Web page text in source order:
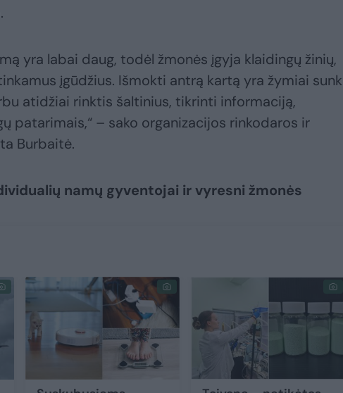
yra labai daug, todėl žmonės įgyja klaidingų žinių,
įgūdžius. Išmokti antrą kartą yra žymiai
atidžiai rinktis šaltinius, tikrinti informaciją,
patarimais,“ – sako organizacijos rinkodaros ir
Burbaitė.
namų gyventojai ir vyresni žmonės